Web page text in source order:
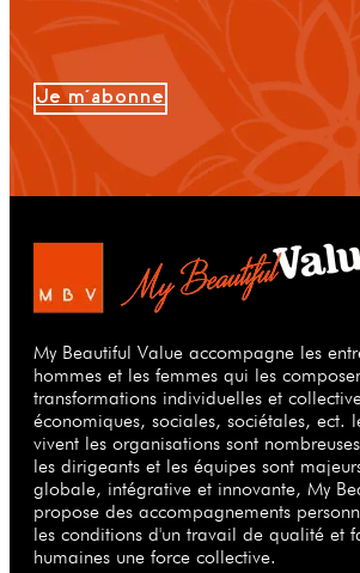
Je m'abonne
My Beautiful Value accompagne les
hommes et les femmes qui les
transformations individuelles et
économiques, sociales, sociétales, ect.
vivent les organisations sont
les dirigeants et les équipes sont
globale, intégrative et innovante, My
propose des accompagnements
les conditions d'un travail de qualité et
humaines une force collective.